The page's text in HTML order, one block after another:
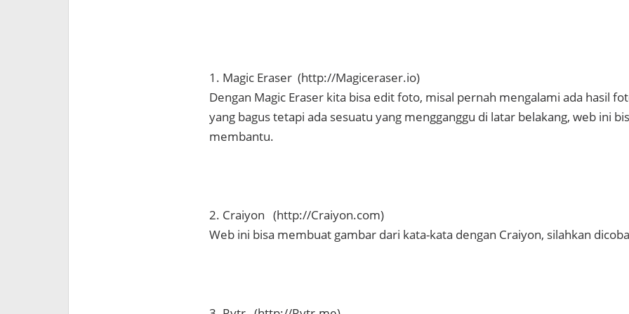
1. Magic Eraser (http://Magiceraser.io)
Dengan Magic Eraser kita bisa edit foto, misal pernah mengalami ada hasil
yang bagus tetapi ada sesuatu yang mengganggu di latar belakang, web ini
membantu.
2. Craiyon (http://Craiyon.com)
Web ini bisa membuat gambar dari kata-kata dengan Craiyon, silahkan